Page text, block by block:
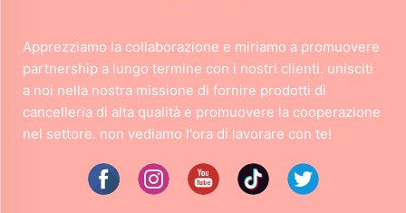
Apprezziamo la collaborazione e miriamo a promuovere
partnership a lungo termine con i nostri clienti. unisciti
a noi nella nostra missione di fornire prodotti di
cancelleria di alta qualità e promuovere la cooperazione
nel settore. non vediamo l'ora di lavorare con te!